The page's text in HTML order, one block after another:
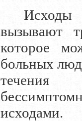
вызывают
которое
больных
течения
исходами.